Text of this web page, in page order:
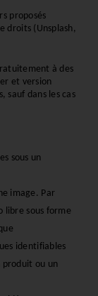
proposés
droits (Unsplash,
à des
et version
sauf dans les cas
sous un
image. Par
libre sous forme
identifiables
produit ou un